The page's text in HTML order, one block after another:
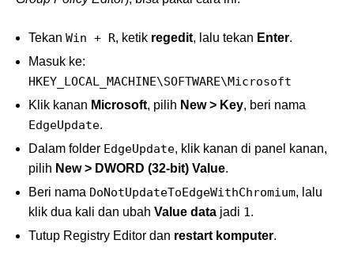
Tekan Win + R, ketik regedit, lalu tekan Enter.
Masuk ke:
HKEY_LOCAL_MACHINE\SOFTWARE\Microsoft
Klik kanan Microsoft, pilih New > Key, beri nama
EdgeUpdate.
Dalam folder EdgeUpdate, klik kanan di panel kanan,
pilih New > DWORD (32-bit) Value.
Beri nama DoNotUpdateToEdgeWithChromium, lalu
klik dua kali dan ubah Value data jadi 1.
Tutup Registry Editor dan restart komputer.